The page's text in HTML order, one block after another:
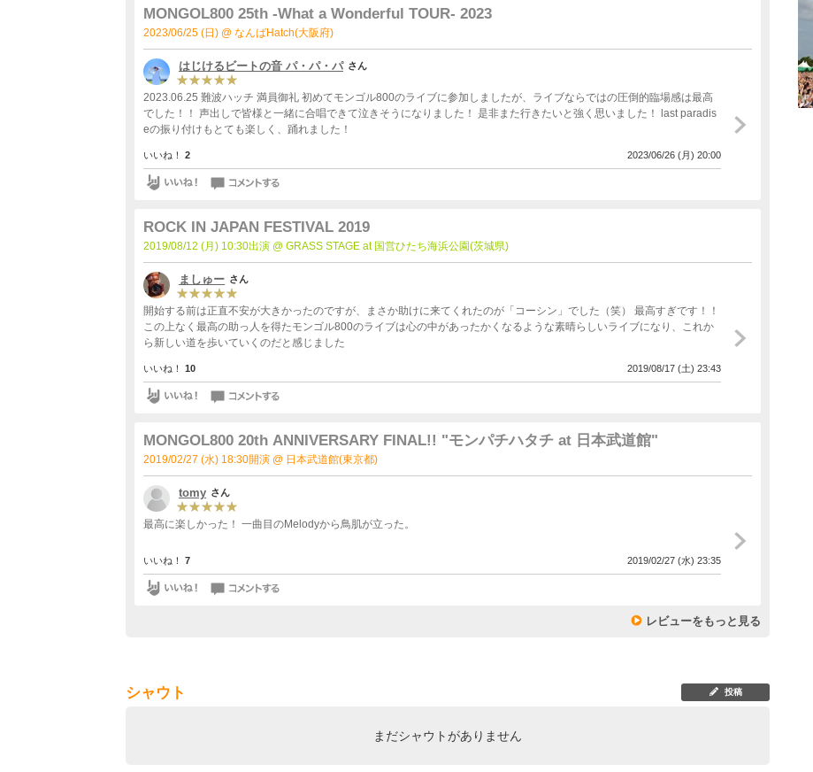
MONGOL800 25th -What a Wonderful TOUR- 2023
2023/06/25 (日) @ なんばHatch(大阪府)
はじけるビートの音 パ・パ・パ さん
2023.06.25 難波ハッチ 満員御礼 初めてモンゴル800のライブに参加しましたが、ライブならではの圧倒的臨場感は最高
でした！！ 声出しで皆様と一緒に合唱できて泣きそうになりました！ 是非また行きたいと強く思いました！ last paradis
eの振り付けもとても楽しく、踊れました！
いいね！ 2 2023/06/26 (月) 20:00
ROCK IN JAPAN FESTIVAL 2019
2019/08/12 (月) 10:30出演 @ GRASS STAGE at 国営ひたち海浜公園(茨城県)
ましゅー さん
開始する前は正直不安が大きかったのですが、まさか助けに来てくれたのが「コーシン」でした（笑） 最高すぎです！！
この上なく最高の助っ人を得たモンゴル800のライブは心の中があったかくなるような素晴らしいライブになり、これか
ら新しい道を歩いていくのだと感じました
いいね！ 10 2019/08/17 (土) 23:43
MONGOL800 20th ANNIVERSARY FINAL!! "モンパチハタチ at 日本武道館"
2019/02/27 (水) 18:30開演 @ 日本武道館(東京都)
tomy さん
最高に楽しかった！ 一曲目のMelodyから鳥肌が立った。
いいね！ 7 2019/02/27 (水) 23:35
レビューをもっと見る
シャウト 投稿
まだシャウトがありません